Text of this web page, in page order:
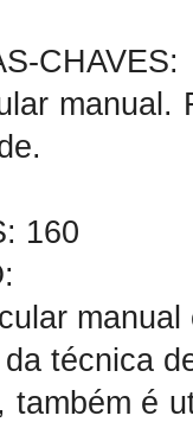
CHAVES:
manual.
160
técnica
também é